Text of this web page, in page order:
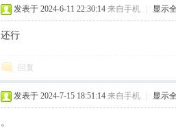
发表于 2024-6-11 22:30:14 来自手机 显示
还行
回复
发表于 2024-7-15 18:51:14 来自手机 显示
。